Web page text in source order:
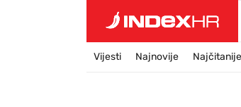
Vijesti Najnovije Najčitanije